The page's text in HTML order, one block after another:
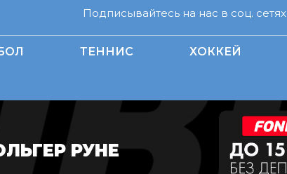
Подписывайтесь на нас в соц. сетях
ТЕННИС ХОККЕЙ
РУНЕ